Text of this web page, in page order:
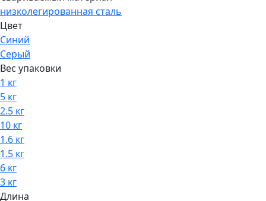
низколегированная сталь
Цвет
Синий
Серый
Вес упаковки
1 кг
5 кг
2.5 кг
10 кг
1.6 кг
1.5 кг
6 кг
3 кг
Длина